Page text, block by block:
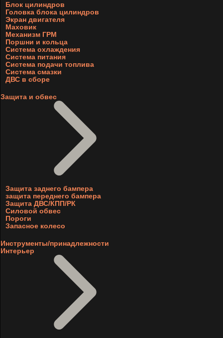
Блок цилиндров
Головка блока цилиндров
Экран двигателя
Маховик
Механизм ГРМ
Поршни и кольца
Система охлаждения
Система питания
Система подачи топлива
Система смазки
ДВС в сборе
Защита и обвес
Защита заднего бампера
защита переднего бампера
Защита ДВС/КПП/РК
Силовой обвес
Пороги
Запасное колесо
Инструменты/принадлежности
Интерьер